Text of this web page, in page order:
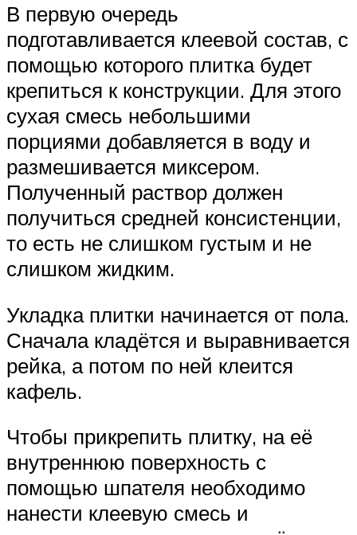
В первую очередь
подготавливается клеевой состав, с
помощью которого плитка будет
крепиться к конструкции. Для этого
сухая смесь небольшими
порциями добавляется в воду и
размешивается миксером.
Полученный раствор должен
получиться средней консистенции,
то есть не слишком густым и не
слишком жидким.
Укладка плитки начинается от пола.
Сначала кладётся и выравнивается
рейка, а потом по ней клеится
кафель.
Чтобы прикрепить плитку, на её
внутреннюю поверхность с
помощью шпателя необходимо
нанести клеевую смесь и